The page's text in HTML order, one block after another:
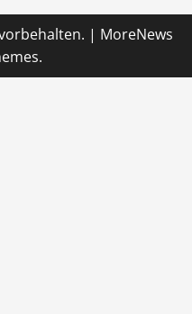
| MoreNews